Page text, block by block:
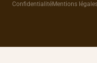
ConfidentialitéMentions